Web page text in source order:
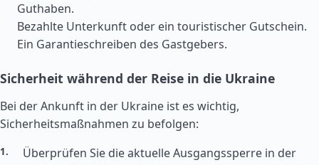
Guthaben.
Bezahlte Unterkunft oder ein touristischer Gutschein.
Ein Garantieschreiben des Gastgebers.
Sicherheit während der Reise in die Ukraine
Bei der Ankunft in der Ukraine ist es wichtig,
Sicherheitsmaßnahmen zu befolgen:
Überprüfen Sie die aktuelle Ausgangssperre in der